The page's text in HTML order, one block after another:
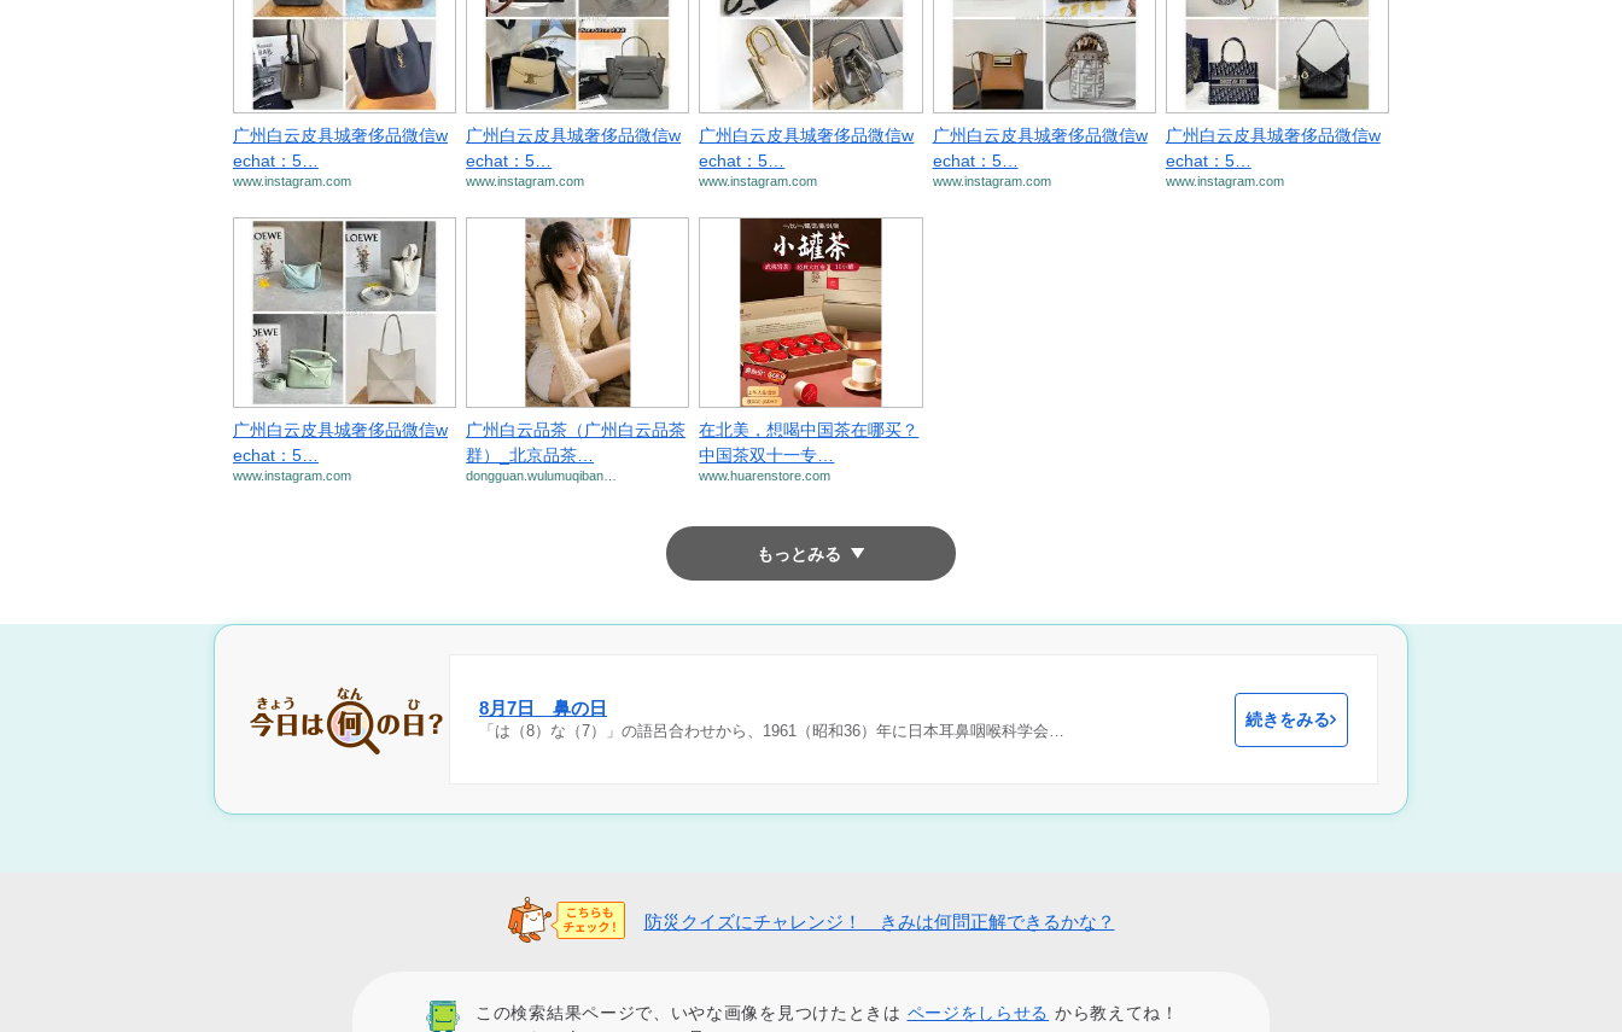
广州白云皮具城奢侈品微信w
echat：5…
www.instagram.com
广州白云皮具城奢侈品微信w
echat：5…
www.instagram.com
广州白云皮具城奢侈品微信w
echat：5…
www.instagram.com
广州白云皮具城奢侈品微信w
echat：5…
www.instagram.com
广州白云皮具城奢侈品微信w
echat：5…
www.instagram.com
广州白云皮具城奢侈品微信w
echat：5…
www.instagram.com
广州白云品茶（广州白云品茶
群）_北京品茶…
dongguan.wulumuqiban…
在北美，想喝中国茶在哪买？
中国茶双十一专…
www.huarenstore.com
もっとみる
8月7日 鼻の日
「は（8）な（7）」の語呂合わせから、1961（昭和36）年に日本耳鼻咽喉科学会…
続きをみる
防災クイズにチャレンジ！ きみは何問正解できるかな？
この検索結果ページで、いやな画像を見つけたときは ページをしらせる から教えてね！